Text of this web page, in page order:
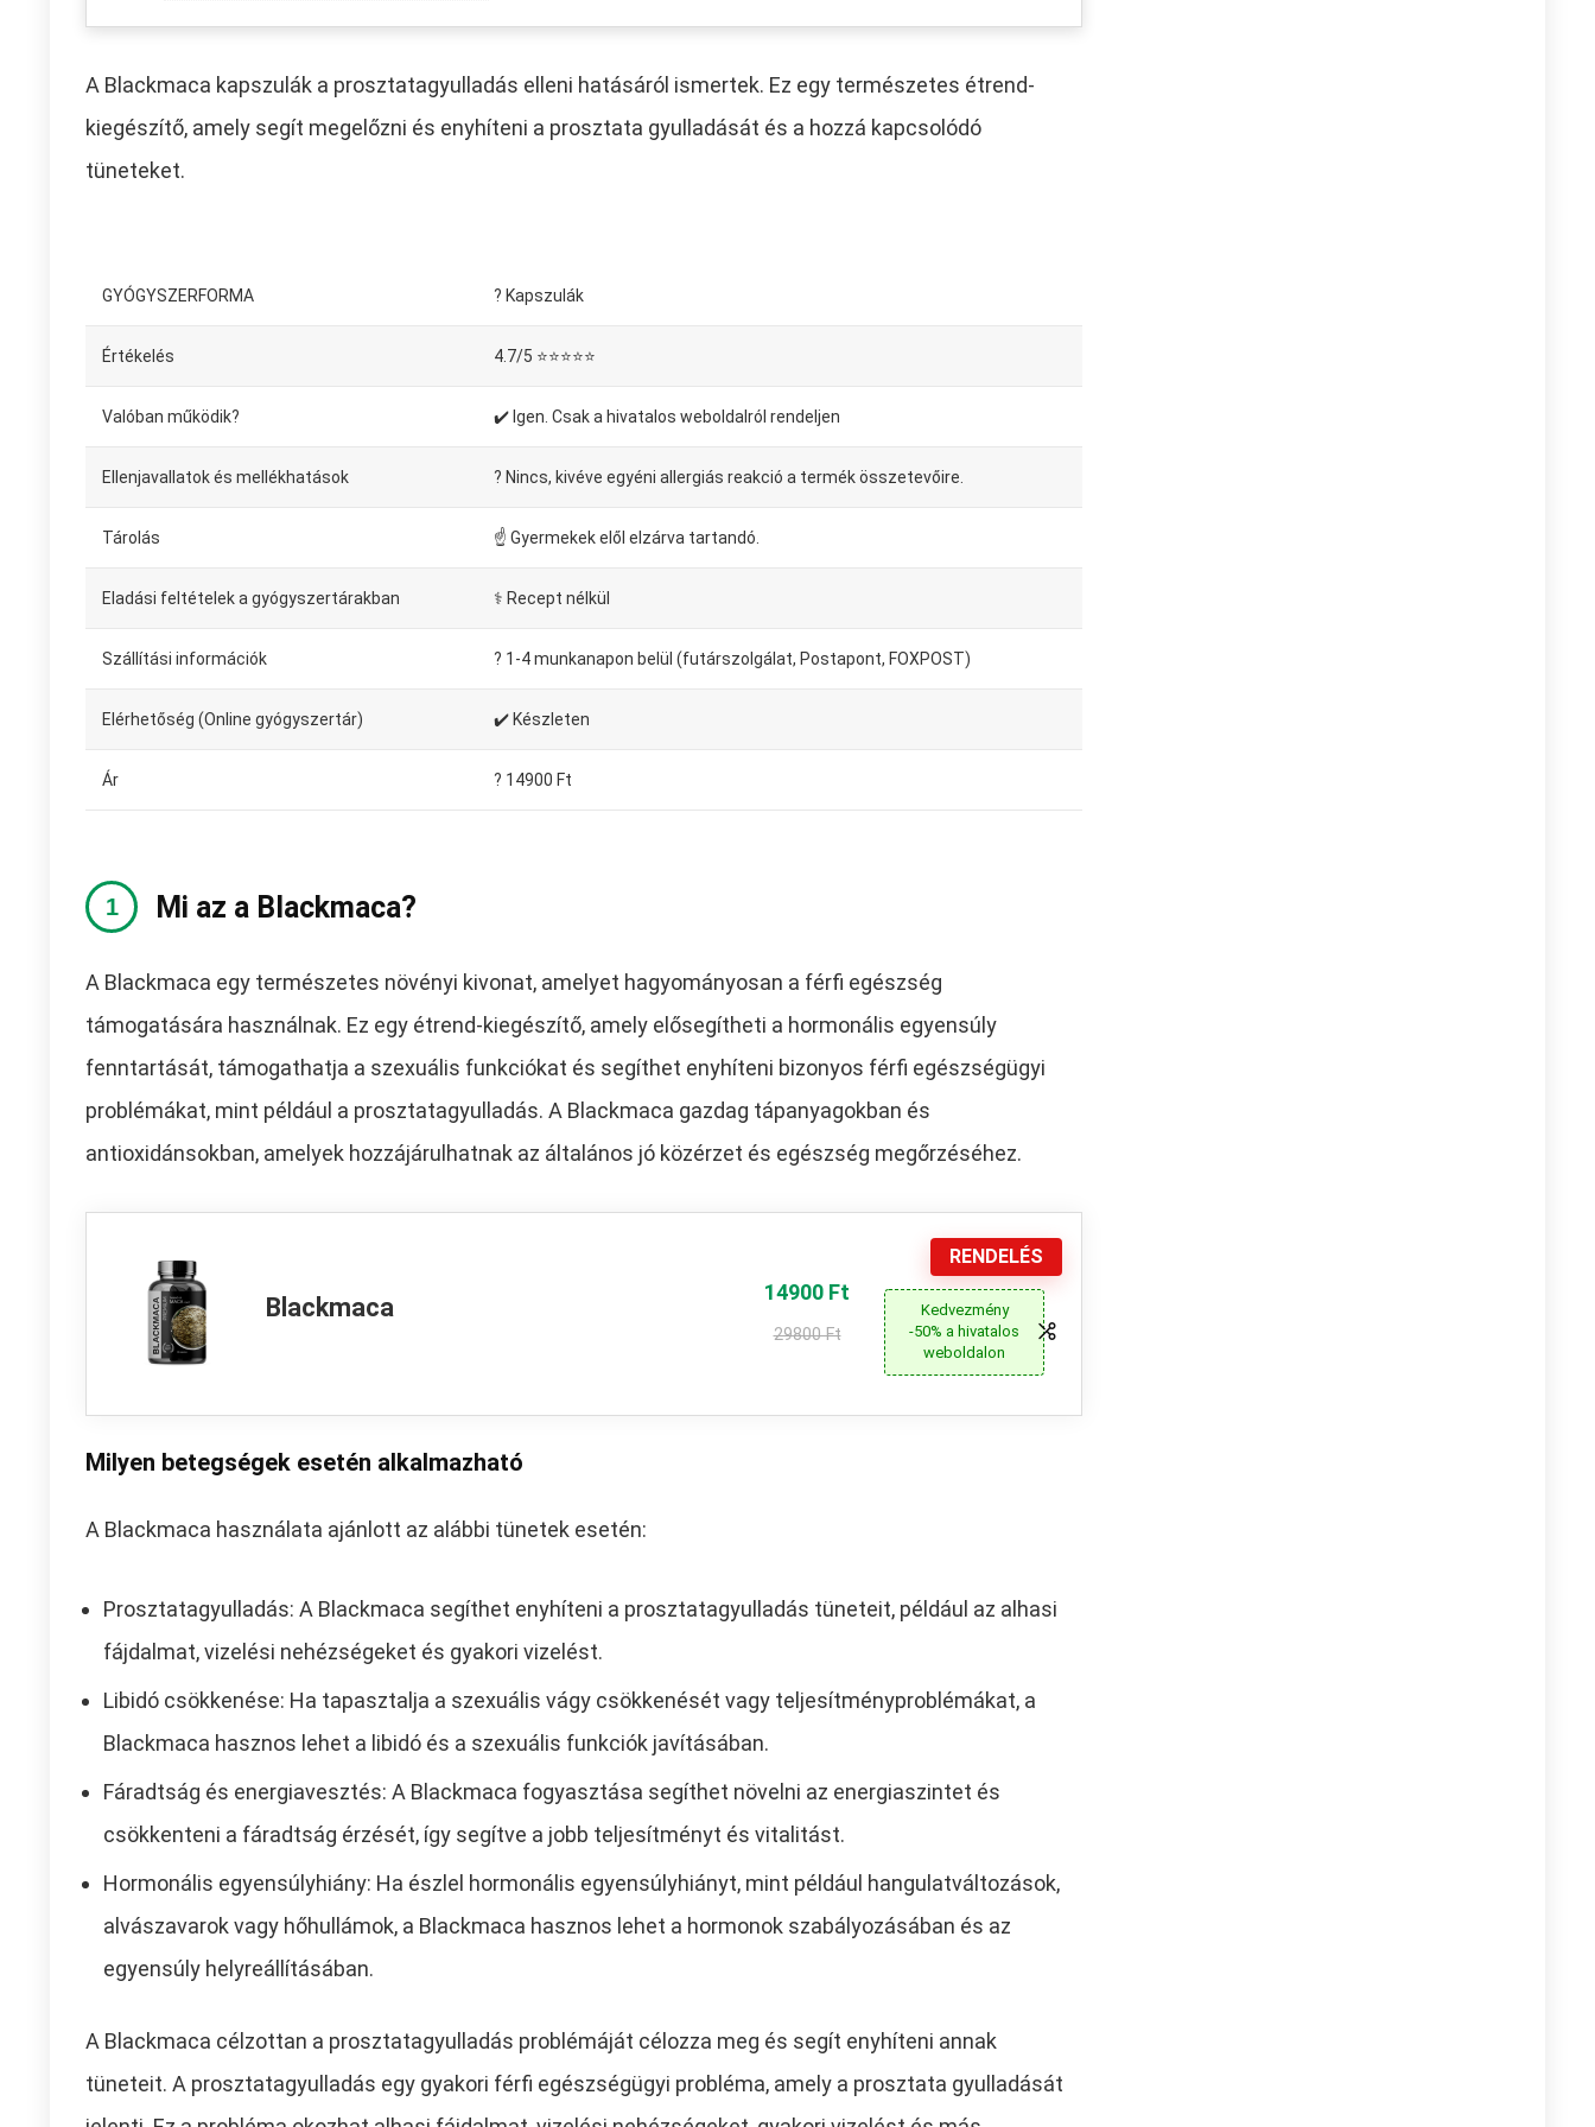
A Blackmaca kapszulák a prosztatagyulladás elleni hatásáról ismertek. Ez egy természetes étrend-
kiegészítő, amely segít megelőzni és enyhíteni a prosztata gyulladását és a hozzá kapcsolódó
tüneteket.
GYÓGYSZERFORMA ? Kapszulák
Értékelés 4.7/5 ⭐⭐⭐⭐⭐
Valóban működik? ✔️ Igen. Csak a hivatalos weboldalról rendeljen
Ellenjavallatok és mellékhatások ? Nincs, kivéve egyéni allergiás reakció a termék összetevőire.
Tárolás ☝ Gyermekek elől elzárva tartandó.
Eladási feltételek a gyógyszertárakban ⚕️ Recept nélkül
Szállítási információk ?️ 1-4 munkanapon belül (futárszolgálat, Postapont, FOXPOST)
Elérhetőség (Online gyógyszertár) ✔️ Készleten
Ár ? 14900 Ft
Mi az a Blackmaca?
A Blackmaca egy természetes növényi kivonat, amelyet hagyományosan a férfi egészség
támogatására használnak. Ez egy étrend-kiegészítő, amely elősegítheti a hormonális egyensúly
fenntartását, támogathatja a szexuális funkciókat és segíthet enyhíteni bizonyos férfi egészségügyi
problémákat, mint például a prosztatagyulladás. A Blackmaca gazdag tápanyagokban és
antioxidánsokban, amelyek hozzájárulhatnak az általános jó közérzet és egészség megőrzéséhez.
Blackmaca
14900 Ft
29800 Ft
RENDELÉS
Kedvezmény
-50% a hivatalos
weboldalon
Milyen betegségek esetén alkalmazható
A Blackmaca használata ajánlott az alábbi tünetek esetén:
Prosztatagyulladás: A Blackmaca segíthet enyhíteni a prosztatagyulladás tüneteit, például az alhasi
fájdalmat, vizelési nehézségeket és gyakori vizelést.
Libidó csökkenése: Ha tapasztalja a szexuális vágy csökkenését vagy teljesítményproblémákat, a
Blackmaca hasznos lehet a libidó és a szexuális funkciók javításában.
Fáradtság és energiavesztés: A Blackmaca fogyasztása segíthet növelni az energiaszintet és
csökkenteni a fáradtság érzését, így segítve a jobb teljesítményt és vitalitást.
Hormonális egyensúlyhiány: Ha észlel hormonális egyensúlyhiányt, mint például hangulatváltozások,
alvászavarok vagy hőhullámok, a Blackmaca hasznos lehet a hormonok szabályozásában és az
egyensúly helyreállításában.
A Blackmaca célzottan a prosztatagyulladás problémáját célozza meg és segít enyhíteni annak
tüneteit. A prosztatagyulladás egy gyakori férfi egészségügyi probléma, amely a prosztata gyulladását